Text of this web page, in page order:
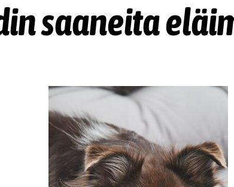
saaneita